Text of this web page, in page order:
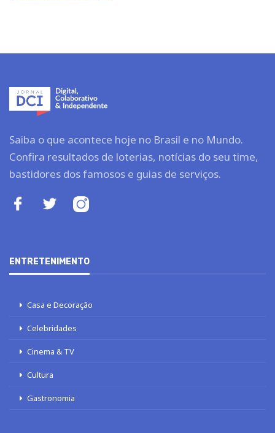
Saiba o que acontece hoje no Brasil e no Mundo.
Confira resultados de loterias, notícias do seu time,
bastidores dos famosos e guias de serviços.
ENTRETENIMENTO
Casa e Decoração
Celebridades
Cinema & TV
Cultura
Gastronomia